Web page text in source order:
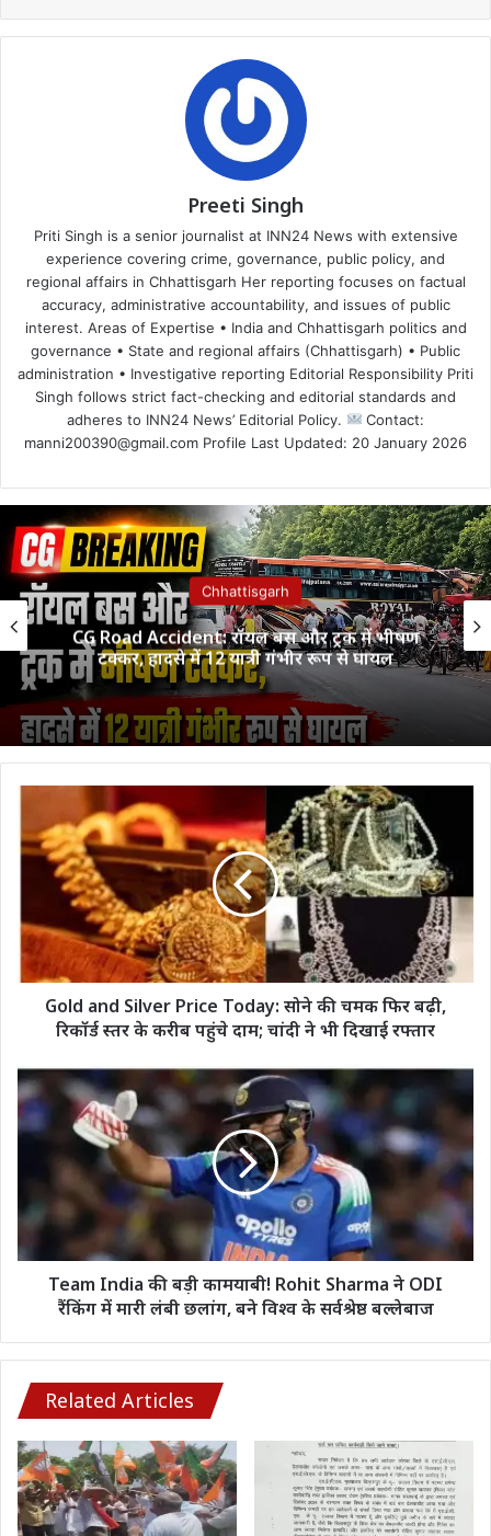
Preeti Singh
Priti Singh is a senior journalist at INN24 News with extensive
experience covering crime, governance, public policy, and
regional affairs in Chhattisgarh Her reporting focuses on factual
accuracy, administrative accountability, and issues of public
interest. Areas of Expertise • India and Chhattisgarh politics and
governance • State and regional affairs (Chhattisgarh) • Public
administration • Investigative reporting Editorial Responsibility Priti
Singh follows strict fact-checking and editorial standards and
adheres to INN24 News’ Editorial Policy.
Contact:
manni200390@gmail.com Profile Last Updated: 20 January 2026
Chhattisgarh
CG Road Accident: रॉयल बस और ट्रक में भीषण
टक्कर, हादसे में 12 यात्री गंभीर रूप से घायल
Silver
Price
Today:
की
चमक
फिर
के
करीब
पहुंचे
दाम;
भी
रफ्तार
Gold and Silver Price Today: सोने की चमक फिर बढ़ी,
रिकॉर्ड स्तर के करीब पहुंचे दाम; चांदी ने भी दिखाई रफ्तार
Team
India
की
कामयाबी!
Sharma
ODI
बने
विश्व
के
सर्वश्रेष्ठ
बल्लेबाज
Team India की बड़ी कामयाबी! Rohit Sharma ने ODI
रैंकिंग में मारी लंबी छलांग, बने विश्व के सर्वश्रेष्ठ बल्लेबाज
Related Articles